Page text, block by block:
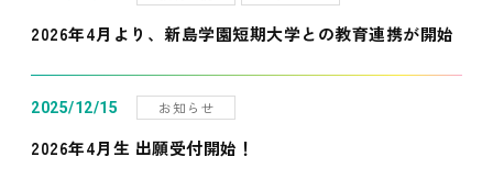
2026年4月より、新島学園短期大学との教育連携が開始
2025/12/15 お知らせ
2026年4月生 出願受付開始！